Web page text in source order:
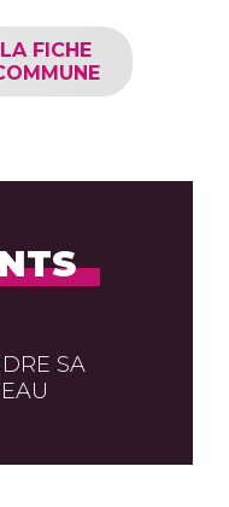
FICHE
SA